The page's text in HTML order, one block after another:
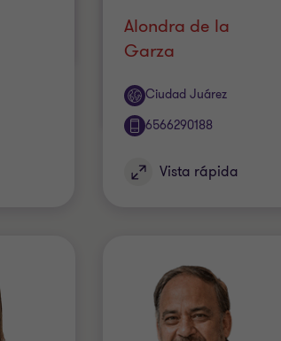
Alondra de la
Garza
Ciudad Juárez
Oficina
6566290188
Vista rápida